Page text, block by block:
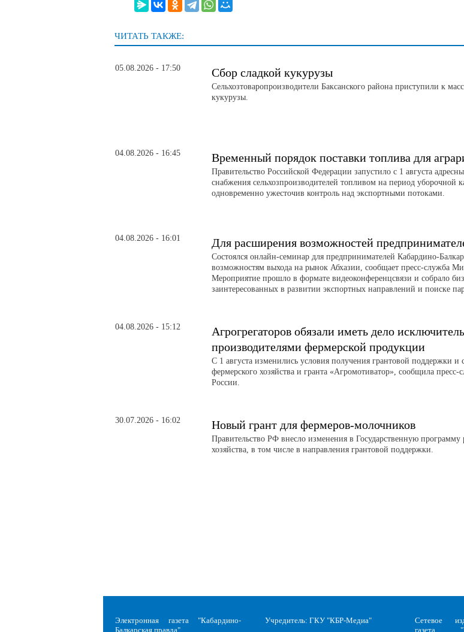
ЧИТАТЬ ТАКЖЕ:
05.08.2026 - 17:50 Сбор сладкой кукурузы
Сельхозтоваропроизводители Баксанского района приступили к
кукурузы.
04.08.2026 - 16:45 Временный порядок поставки топлива для
Правительство Российской Федерации запустило с 1 августа
снабжения сельхозпроизводителей топливом на период уборочной
одновременно ужесточив контроль над экспортными потоками.
04.08.2026 - 16:01 Для расширения возможностей
Состоялся онлайн-семинар для предпринимателей Кабардино-
возможностям выхода на рынок Абхазии, сообщает пресс-служба
Мероприятие прошло в формате видеоконференцсвязи и собрало
заинтересованных в развитии экспортных направлений и поиске
04.08.2026 - 15:12
Агрогрегаторов обязали иметь дело
производителями фермерской продукции
С 1 августа изменились условия получения грантовой поддержки и
фермерского хозяйства и гранта «Агромотиватор», сообщила пресс-
России.
30.07.2026 - 16:02 Новый грант для фермеров-молочников
Правительство РФ внесло изменения в Государственную программу
хозяйства, в том числе в направления грантовой поддержки.
Электронная газета "Кабардино-
Балкарская правда"
Учредитель: ГКУ "КБР-Медиа"
Сетевое
газета